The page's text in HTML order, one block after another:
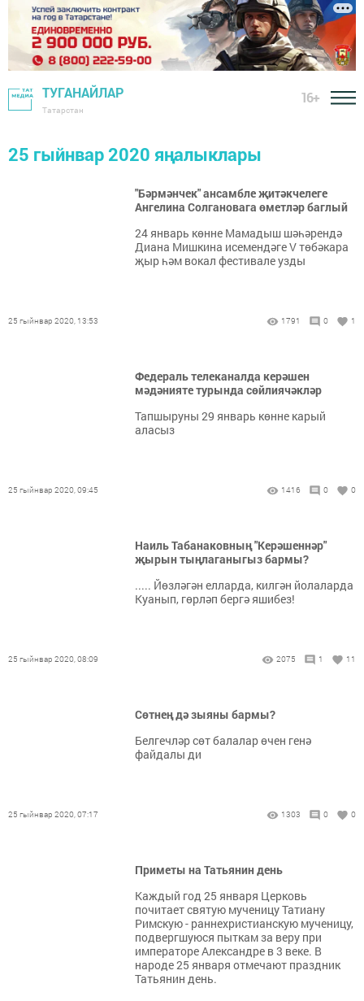
ТУГАНАЙЛАР
Татарстан
16+
25 гыйнвар 2020 яңалыклары
"Бәрмәнчек" ансамбле җитәкчелеге
Ангелина Солгановага өметләр баглый
24 январь көнне Мамадыш шәһәрендә
Диана Мишкина исемендәге V төбәкара
җыр һәм вокал фестивале узды
25 гыйнвар 2020, 13:53 1791 0 1
Федераль телеканалда керәшен
мәдәнияте турында сөйлиячәкләр
Тапшыруны 29 январь көнне карый
аласыз
25 гыйнвар 2020, 09:45 1416 0 0
Наиль Табанаковның "Керәшеннәр"
җырын тыңлаганыгыз бармы?
..... Йөзләгән елларда, килгән йолаларда
Куанып, гөрләп бергә яшибез!
25 гыйнвар 2020, 08:09 2075 1 11
Сөтнең дә зыяны бармы?
Белгечләр сөт балалар өчен генә
файдалы ди
25 гыйнвар 2020, 07:17 1303 0 0
Приметы на Татьянин день
Каждый год 25 января Церковь
почитает святую мученицу Татиану
Римскую - раннехристианскую мученицу,
подвергшуюся пыткам за веру при
императоре Александре в 3 веке. В
народе 25 января отмечают праздник
Татьянин день.